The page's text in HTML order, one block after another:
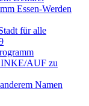
Essen-Werden
für alle
AUF zu
Namen